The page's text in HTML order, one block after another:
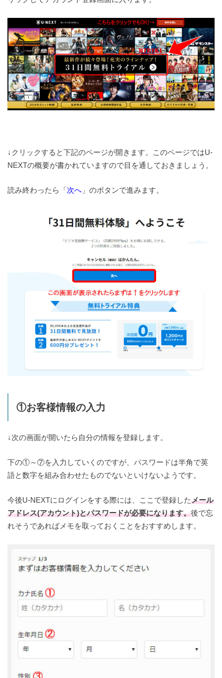
↓クリックすると下記のページが開きます。このページではU-
NEXTの概要が書かれていますので目を通しておきましょう。
読み終わったら「次へ 」のボタンで進みます。
①お客様情報の入力
↓次の画面が開いたら自分の情報を登録します。
下の①～⑦を入力していくのですが、パスワードは半角で英
語と数字を組み合わせたものでないといけないようです。
今後U-NEXTにログインをする際には、ここで登録したメール
アドレス(アカウント)とパスワードが必要になります。後で忘
れそうであればメモを取っておくことをおすすめします。